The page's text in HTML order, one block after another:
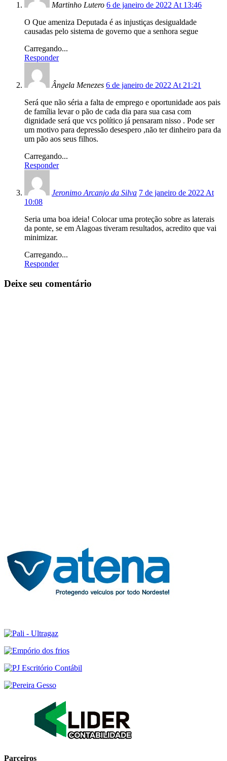
Martinho Lutero 6 de janeiro de 2022 At 13:46
O Que ameniza Deputada é as injustiças desigualdade
causadas pelo sistema de governo que a senhora segue
Carregando...
Responder
Ângela Menezes 6 de janeiro de 2022 At 21:21
Será que não séria a falta de emprego e oportunidade aos pais
de família levar o pão de cada dia para sua casa com
dignidade será que vcs político já pensaram nisso . Pode ser
um motivo para depressão desespero ,não ter dinheiro para da
um pão aos seus filhos.
Carregando...
Responder
Jeronimo Arcanjo da Silva 7 de janeiro de 2022 At
10:08
Seria uma boa ideia! Colocar uma proteção sobre as laterais
da ponte, se em Alagoas tiveram resultados, acredito que vai
minimizar.
Carregando...
Responder
Deixe seu comentário
Parceiros